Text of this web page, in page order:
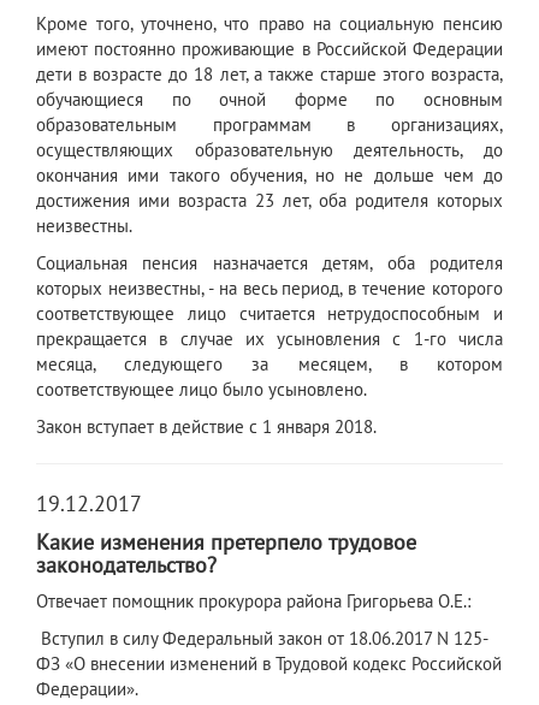
Кроме того, уточнено, что право на социальную пенсию
имеют постоянно проживающие в Российской Федерации
дети в возрасте до 18 лет, а также старше этого возраста,
обучающиеся по очной форме по основным
образовательным программам в организациях,
осуществляющих образовательную деятельность, до
окончания ими такого обучения, но не дольше чем до
достижения ими возраста 23 лет, оба родителя которых
неизвестны.
Социальная пенсия назначается детям, оба родителя
которых неизвестны, - на весь период, в течение которого
соответствующее лицо считается нетрудоспособным и
прекращается в случае их усыновления с 1-го числа
месяца, следующего за месяцем, в котором
соответствующее лицо было усыновлено.
Закон вступает в действие с 1 января 2018.
19.12.2017
Какие изменения претерпело трудовое
законодательство?
Отвечает помощник прокурора района Григорьева О.Е.:
Вступил в силу Федеральный закон от 18.06.2017 N 125-
ФЗ «О внесении изменений в Трудовой кодекс Российской
Федерации».